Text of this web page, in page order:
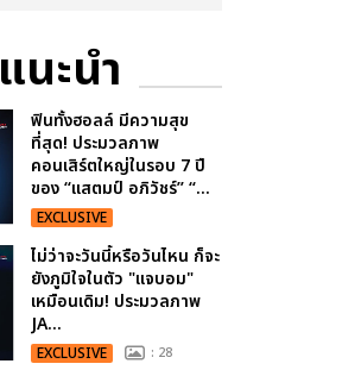
แนะนำ
ฟินทั้งฮอลล์ มีความสุข
ที่สุด! ประมวลภาพ
คอนเสิร์ตใหญ่ในรอบ 7 ปี
ของ “แสตมป์ อภิวัชร์” “...
EXCLUSIVE
ไม่ว่าจะวันนี้หรือวันไหน ก็จะ
ยังภูมิใจในตัว "แจบอม"
เหมือนเดิม! ประมวลภาพ
JA...
EXCLUSIVE : 28